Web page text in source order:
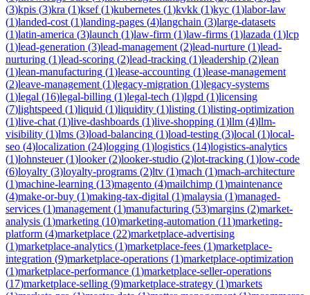
(3)kpis (3)kra (1)ksef(1)kubernetes (1)kvkk (1)kyc (1)labor-law
(1)landed-cost (1)landing-pages (4)langchain (3)large-datasets
(1)latin-america (3)launch (1)law-firm (1)law-firms (1)lazada (1)lcp
(1)lead-generation (3)lead-management (2)lead-nurture (1)lead-
nurturing (1)lead-scoring (2)lead-tracking (1)leadership (2)lean
(1)lean-manufacturing (1)lease-accounting (1)lease-management
(2)leave-management (1)legacy-migration (1)legacy-systems
(1)legal (16)legal-billing (1)legal-tech (1)lgpd (1)licensing
(7)lightspeed (1)liquid (1)liquidity (1)listing (1)listing-optimization
(1)live-chat (1)live-dashboards (1)live-shopping (1)llm (4)llm-
visibility (1)lms (3)load-balancing (1)load-testing (3)local (1)local-
seo (4)localization (24)logging (1)logistics (14)logistics-analytics
(1)lohnsteuer(1)looker(2)looker-studio (2)lot-tracking (1)low-code
(6)loyalty (3)loyalty-programs (2)ltv (1)mach (1)mach-architecture
(1)machine-learning (13)magento (4)mailchimp (1)maintenance
(4)make-or-buy (1)making-tax-digital (1)malaysia (1)managed-
services (1)management (1)manufacturing (53)margins (2)market-
analysis (1)marketing (10)marketing-automation (11)marketing-
platform (4)marketplace (22)marketplace-advertising
(1)marketplace-analytics (1)marketplace-fees (1)marketplace-
integration (9)marketplace-operations (1)marketplace-optimization
(1)marketplace-performance (1)marketplace-seller-operations
(17)marketplace-selling (9)marketplace-strategy (1)markets